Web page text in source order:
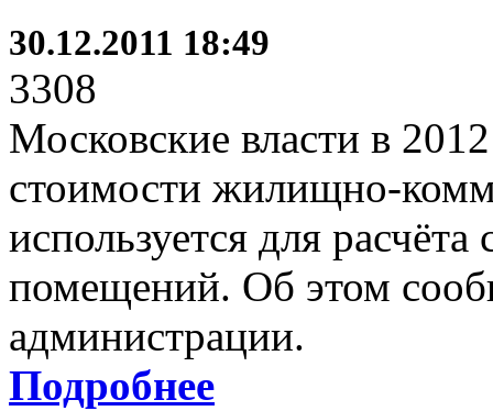
30.12.2011 18:49
3308
Московские власти в
стоимости жилищно-
используется для
помещений. Об этом
администрации.
Подробнее